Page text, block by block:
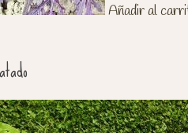
Añadir al